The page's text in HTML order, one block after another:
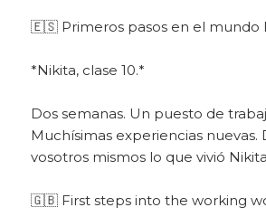
🇪🇸 Primeros pasos en el mundo
*Nikita, clase 10.*
Dos semanas. Un puesto de
Muchísimas experiencias nuevas.
vosotros mismos lo que vivió
🇬🇧 First steps into the working